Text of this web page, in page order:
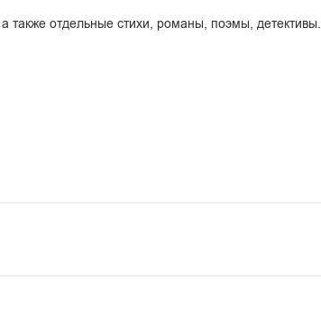
также отдельные стихи, романы, поэмы, детективы.